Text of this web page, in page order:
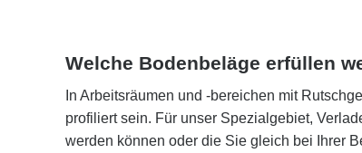
Welche Bodenbeläge erfüllen
In Arbeitsräumen und -bereichen mit
profiliert sein. Für unser Spezialgebiet,
werden können oder die Sie gleich bei Ihrer